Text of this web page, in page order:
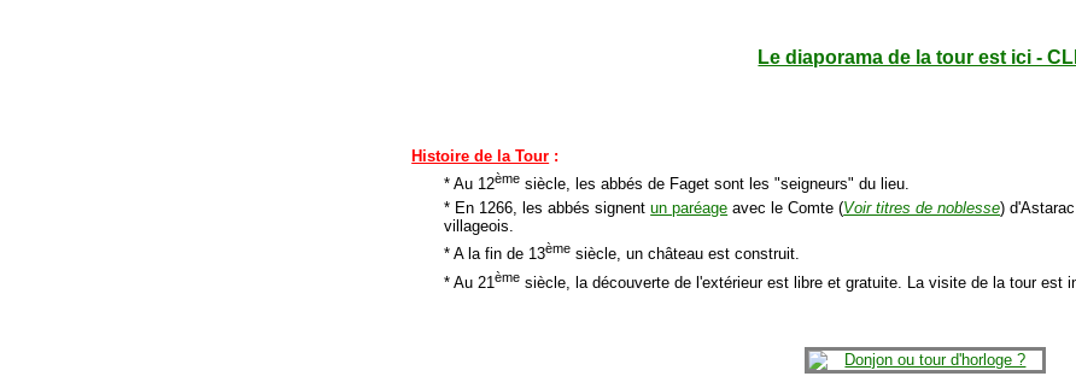
Le diaporama de la tour est ici -
Histoire de la Tour :
* Au 12ème siècle, les abbés de Faget sont les "seigneurs" du lieu.
* En 1266, les abbés signentun paréage avec le Comte (Voir titres de noblesse)
villageois.
* A la fin de 13ème siècle, un château est construit.
* Au 21ème siècle, la découverte de l'extérieur est libre et gratuite. La visite de la tour est